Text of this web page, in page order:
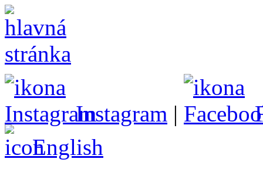
Instagram |
English